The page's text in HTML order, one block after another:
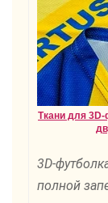
Ткани для
3D-
полной